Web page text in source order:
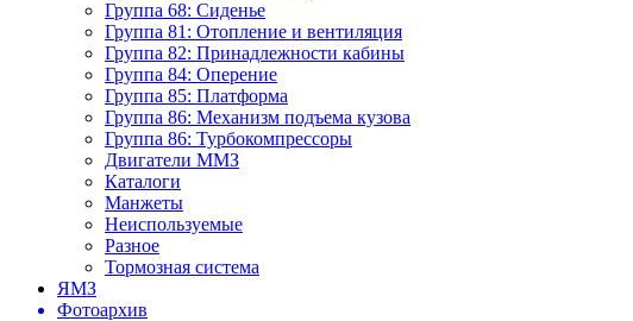
Группа 68: Сиденье
Группа 81: Отопление и вентиляция
Группа 82: Принадлежности кабины
Группа 84: Оперение
Группа 85: Платформа
Группа 86: Механизм подъема кузова
Группа 86: Турбокомпрессоры
Двигатели ММЗ
Каталоги
Манжеты
Неиспользуемые
Разное
Тормозная система
ЯМЗ
Фотоархив